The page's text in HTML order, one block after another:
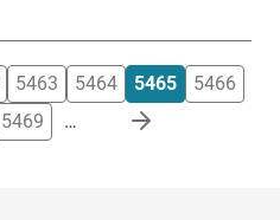
5463 5464 5465
5466
5469 …